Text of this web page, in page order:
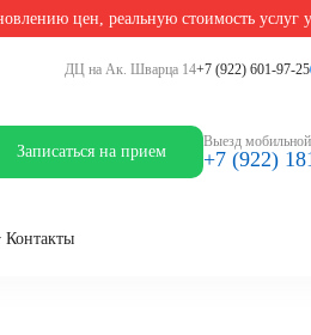
цен, реальную стоимость услуг
ДЦ на Ак. Шварца 14+7 (922) 601-97-25
Записаться на прием
Выезд
+7 (922)
Контакты
средств